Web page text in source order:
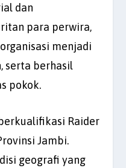
dan
para perwira,
menjadi
serta berhasil
pokok.
Raider
Jambi.
geografi yang